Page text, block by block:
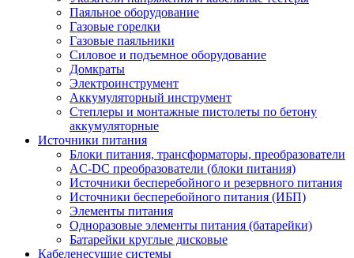
Паяльное оборудование
Газовые горелки
Газовые паяльники
Силовое и подъемное оборудование
Домкраты
Электроинструмент
Аккумуляторный инструмент
Степлеры и монтажные пистолеты по бетону
аккумуляторные
Источники питания
Блоки питания, трансформаторы, преобразователи
AC-DC преобразователи (блоки питания)
Источники бесперебойного и резервного питания
Источники бесперебойного питания (ИБП)
Элементы питания
Одноразовые элементы питания (батарейки)
Батарейки круглые дисковые
Кабеленесущие системы